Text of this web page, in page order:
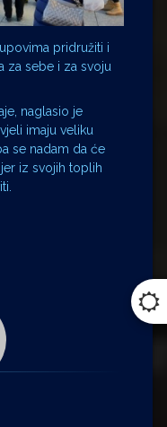
pridružiti i
za sebe i za svoju
naglasio je
imaju veliku
se nadam da će
iz svojih toplih